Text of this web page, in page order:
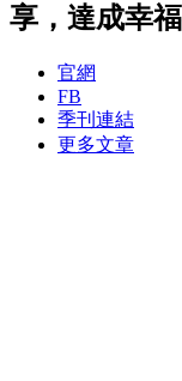
享，達成幸
官網
FB
季刊連結
更多文章